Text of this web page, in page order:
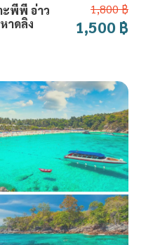
ะพีพี อ่าว
าดลิง
1,800 ฿
1,500 ฿